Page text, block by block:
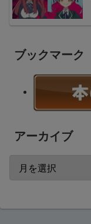
ブックマーク
アーカイブ